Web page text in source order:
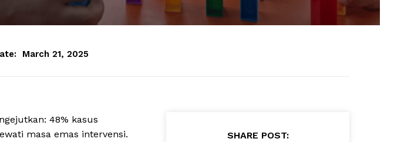
March 21, 2025
48% kasus
masa emas intervensi.
SHARE POST: